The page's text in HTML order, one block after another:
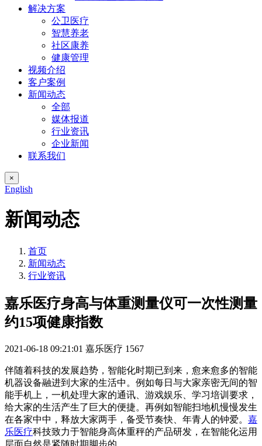
解决方案
公卫医疗
智慧养老
社区康养
健康管理
视频介绍
客户案例
新闻动态
全部
媒体报道
行业资讯
企业新闻
联系我们
×
English
新闻动态
首页
新闻动态
行业资讯
嘉乐医疗身高与体重测量仪可一次性测量
约15项健康指数
2021-06-18 09:21:01 嘉乐医疗 1567
伴随着科技的发展趋势，智能化时期已到来，愈来愈多的智能
机器设备融进到大家的生活中。例如每日与大家亲密无间的智
能手机上，一机处理大家的通讯、游戏娱乐、学习培训要求，
给大家的生活产生了巨大的便捷。再例如智能扫地机慢慢发生
在各家中中，释放大家两手，备受节奏快、年青人的钟爱。 嘉
乐医疗科技致力于智能身高体重秤的产品研发，在智能化运用
层面自然是紧随时期脚步的。